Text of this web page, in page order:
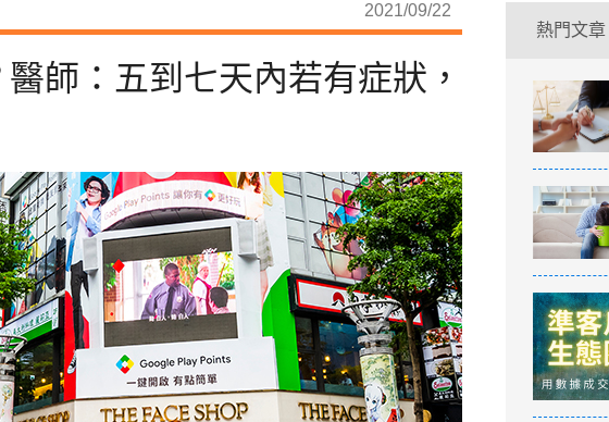
2021/09/22
師：五到七天內若有症狀，
熱門文章